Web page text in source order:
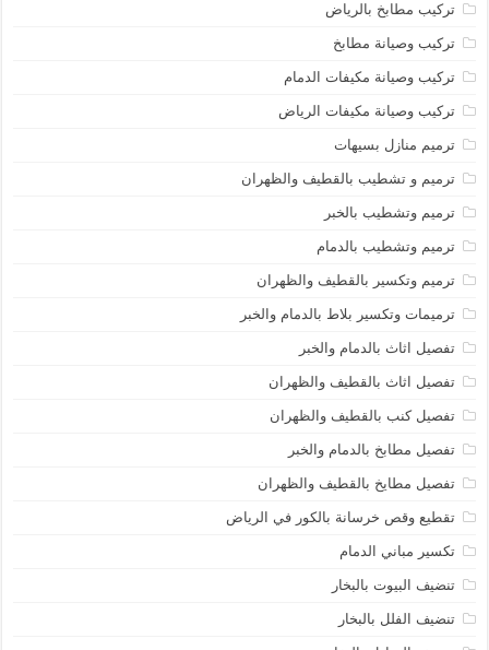
تركيب مطابخ بالرياض
تركيب وصيانة مطابخ
تركيب وصيانة مكيفات الدمام
تركيب وصيانة مكيفات الرياض
ترميم منازل بسيهات
ترميم و تشطيب بالقطيف والظهران
ترميم وتشطيب بالخبر
ترميم وتشطيب بالدمام
ترميم وتكسير بالقطيف والظهران
ترميمات وتكسير بلاط بالدمام والخبر
تفصيل اثاث بالدمام والخبر
تفصيل اثاث بالقطيف والظهران
تفصيل كنب بالقطيف والظهران
تفصيل مطابخ بالدمام والخبر
تفصيل مطايخ بالقطيف والظهران
تقطيع وقص خرسانة بالكور في الرياض
تكسير مباني الدمام
تنضيف البيوت بالبخار
تنضيف الفلل بالبخار